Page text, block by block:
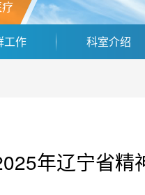
工作 科室介绍
年辽宁省